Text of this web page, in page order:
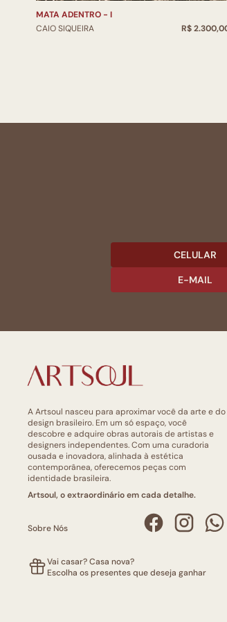
MATA ADENTRO - I
CAIO SIQUEIRA
R$
CELULAR
E-MAIL
A Artsoul nasceu para aproximar você da arte e do
design brasileiro. Em um só espaço, você
descobre e adquire obras autorais de artistas e
designers independentes. Com uma curadoria
ousada e inovadora, alinhada à estética
contemporânea, oferecemos peças com
identidade brasileira.
Artsoul, o extraordinário em cada detalhe.
Sobre Nós
Vai casar? Casa nova?
Escolha os presentes que deseja ganhar